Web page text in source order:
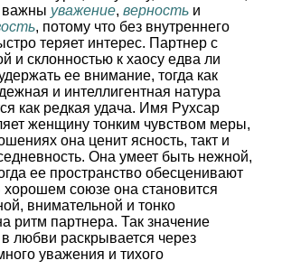
важны уважение, верность и
, потому что без внутреннего
теряет интерес. Партнер с
и склонностью к хаосу едва ли
ее внимание, тогда как
и интеллигентная натура
как редкая удача. Имя Рухсар
женщину тонким чувством меры,
она ценит ясность, такт и
Она умеет быть нежной,
ее пространство обесценивают
хорошем союзе она становится
внимательной и тонко
ритм партнера. Так значение
любви раскрывается через
уважения и тихого